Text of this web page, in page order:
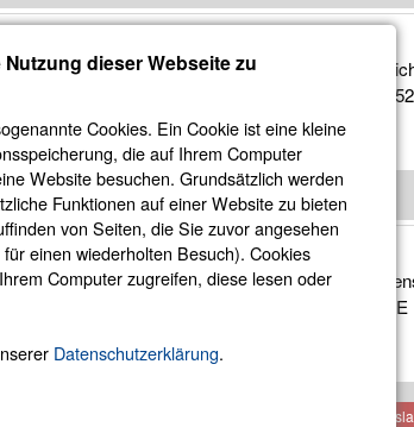
Zugangsmodul mit Mifare Kartenleser zur
Batterien. Nur für JA-103K, JA-107K, JA-102K, JA-
JA-152E
Zugangsmodul mit RFID-Lesegerät und 1
Batterien in Weiß, optionales Bediensegment JA-192E
dieser Webseite zu
Cookies. Ein Cookie ist eine kleine
die auf Ihrem Computer
Website besuchen. Grundsätzlich werden
Funktionen auf einer Website zu bieten
von Seiten, die Sie zuvor angesehen
einen wiederholten Besuch). Cookies
Computer zugreifen, diese lesen oder
Datenschutzerklärung.